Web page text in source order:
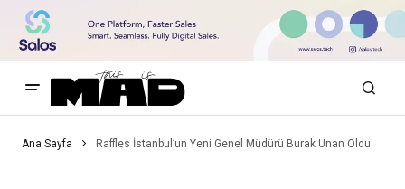
Ana Sayfa Raffles İstanbul’un Yeni Genel Müdürü Burak Unan Oldu